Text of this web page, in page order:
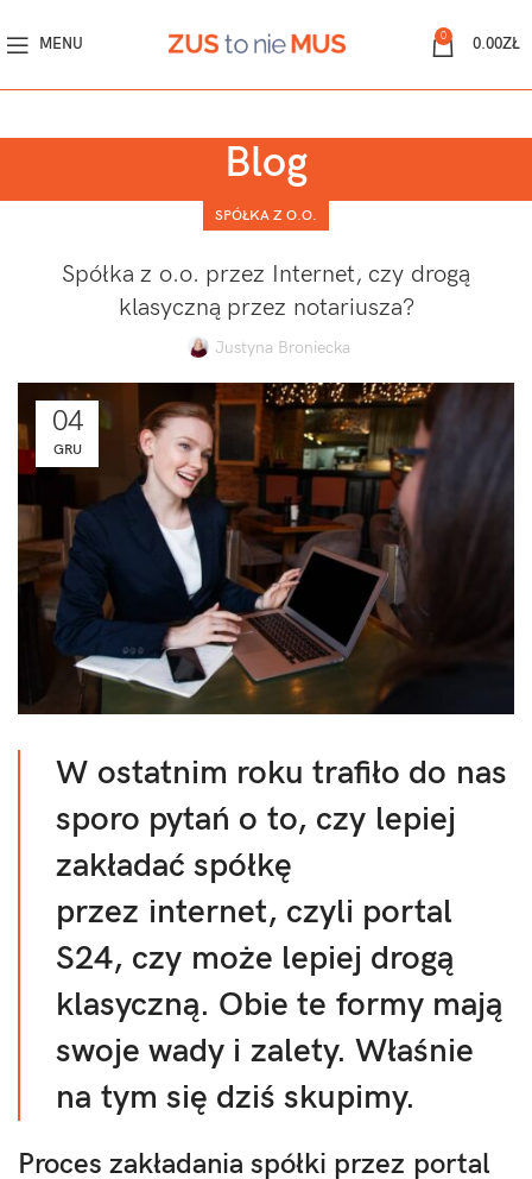
MENU 0 0.00ZŁ
Blog
SPÓŁKA Z O.O.
Spółka z o.o. przez Internet, czy drogą
klasyczną przez notariusza?
Justyna Broniecka
04
GRU
W ostatnim roku trafiło do nas
sporo pytań o to, czy lepiej
zakładać spółkę
przez internet, czyli portal
S24, czy może lepiej drogą
klasyczną. Obie te formy mają
swoje wady i zalety. Właśnie
na tym się dziś skupimy.
Proces zakładania spółki przez portal